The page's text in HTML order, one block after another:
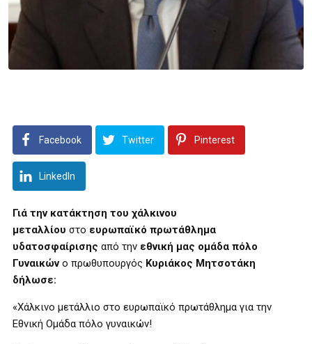
Facebook Twitter Pinterest
LinkedIn
Γιά την κατάκτηση του χάλκινου
μεταλλίου στο ευρωπαϊκό πρωτάθλημα
υδατοσφαίρισης από την εθνική μας ομάδα πόλο
Γυναικώνο πρωθυπουργός Κυριάκος Μητσοτάκη
δήλωσε:
«Χάλκινο μετάλλιο στο ευρωπαϊκό πρωτάθλημα για την
Εθνική Ομάδα πόλο γυναικών!